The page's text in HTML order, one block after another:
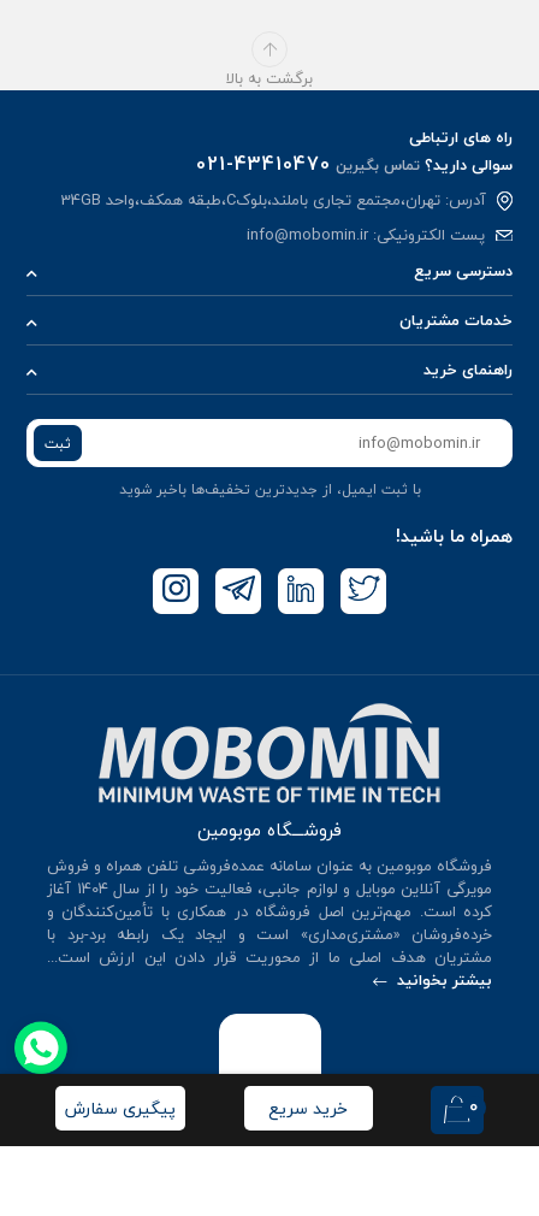
برگشت به بالا
راه های ارتباطی
سوالی دارید؟تماس بگیرین 021-43410470
آدرس: تهران،مجتمع تجاری باملند،بلوکC،طبقه همکف،واحد 34GB
پست الکترونیکی:info@mobomin.ir
دسترسی سریع
خدمات مشتریان
راهنمای خرید
ثبت
با ثبت ایمیل، از جدید‌ترین تخفیف‌ها با‌خبر شوید
همراه ما باشید!
فروشـــگاه موبومین
فروشگاه موبومین به عنوان سامانه عمده‌فروشی تلفن همراه و فروش
مویرگی آنلاین موبایل و لوازم جانبی، فعالیت خود را از سال 140۴ آغاز
کرده است. مهم‌ترین اصل فروشگاه در همکاری با تأمین‌کنندگان و
خرده‌فروشان «مشتری‌مداری» است و ایجاد یک رابطه برد-برد با
مشتریان هدف اصلی ما از محوریت قرار دادن این ارزش است...
بیشتر بخوانید
0 خرید سریع پیگیری سفارش